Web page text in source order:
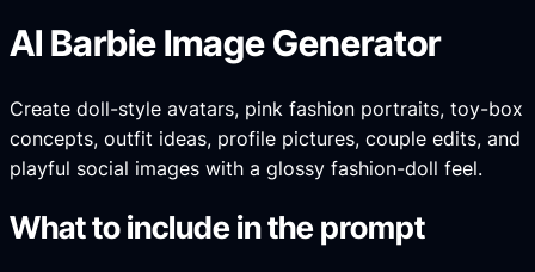
AI Barbie Image Generator
Create doll-style avatars, pink fashion portraits, toy-box
concepts, outfit ideas, profile pictures, couple edits, and
playful social images with a glossy fashion-doll feel.
What to include in the prompt